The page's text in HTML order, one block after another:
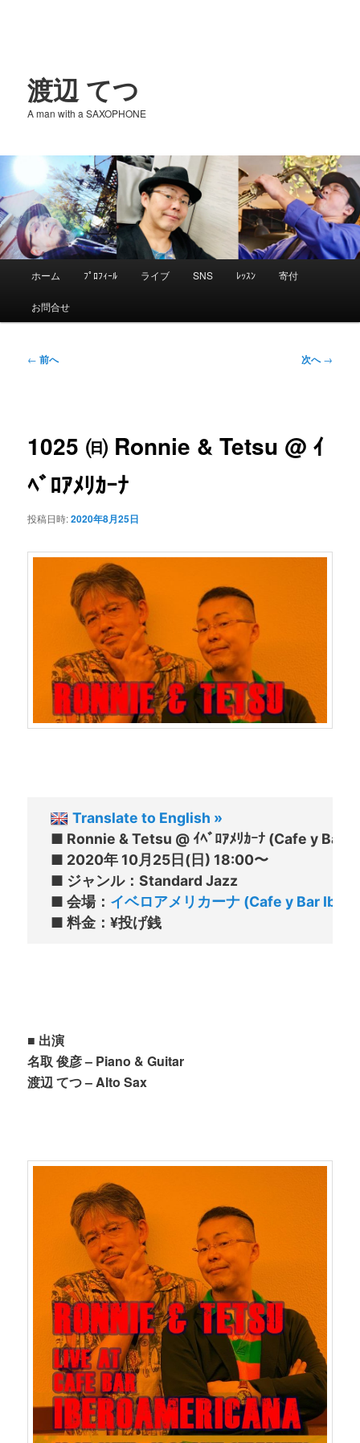
渡辺 てつ
A man with a SAXOPHONE
メ
イ
ン
ン
テ
移
動
ホーム ﾌﾟﾛﾌｨｰﾙ ライブ SNS ﾚｯｽﾝ 寄付
お問合せ
投
ゲ
シ
ン
← 前へ 次へ→
1025 ㈰ Ronnie & Tetsu @ ｲ
ﾍﾞﾛｱﾒﾘｶｰﾅ
投稿日時:2020年8月25日
Translate to English »
■ Ronnie & Tetsu @ ｲﾍﾞﾛｱﾒﾘｶｰﾅ (Cafe y Bar
■ 2020年 10月25日(日) 18:00〜
■ ジャンル：Standard Jazz
■ 会場： イベロアメリカーナ (Cafe y Bar
■ 料金：¥投げ銭
■ 出演
名取 俊彦 – Piano & Guitar
渡辺 てつ – Alto Sax